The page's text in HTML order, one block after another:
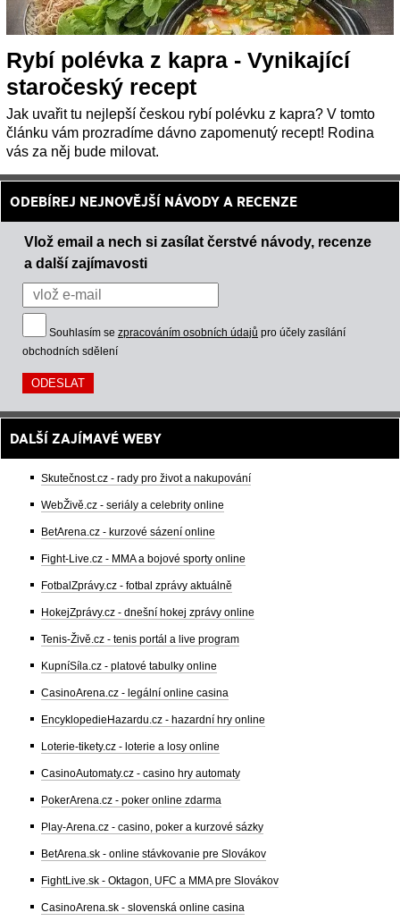
Rybí polévka z kapra - Vynikající
staročeský recept
Jak uvařit tu nejlepší českou rybí polévku z kapra? V tomto
článku vám prozradíme dávno zapomenutý recept! Rodina
vás za něj bude milovat.
ODEBÍREJ NEJNOVĚJŠÍ NÁVODY A RECENZE
Vlož email a nech si zasílat čerstvé návody, recenze
a další zajímavosti
Souhlasím se zpracováním osobních údajů pro účely zasílání
obchodních sdělení
DALŠÍ ZAJÍMAVÉ WEBY
Skutečnost.cz - rady pro život a nakupování
WebŽivě.cz - seriály a celebrity online
BetArena.cz - kurzové sázení online
Fight-Live.cz - MMA a bojové sporty online
FotbalZprávy.cz - fotbal zprávy aktuálně
HokejZprávy.cz - dnešní hokej zprávy online
Tenis-Živě.cz - tenis portál a live program
KupníSíla.cz - platové tabulky online
CasinoArena.cz - legální online casina
EncyklopedieHazardu.cz - hazardní hry online
Loterie-tikety.cz - loterie a losy online
CasinoAutomaty.cz - casino hry automaty
PokerArena.cz - poker online zdarma
Play-Arena.cz - casino, poker a kurzové sázky
BetArena.sk - online stávkovanie pre Slovákov
FightLive.sk - Oktagon, UFC a MMA pre Slovákov
CasinoArena.sk - slovenská online casina